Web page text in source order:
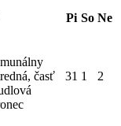
Pi So Ne
časť
31 1 2